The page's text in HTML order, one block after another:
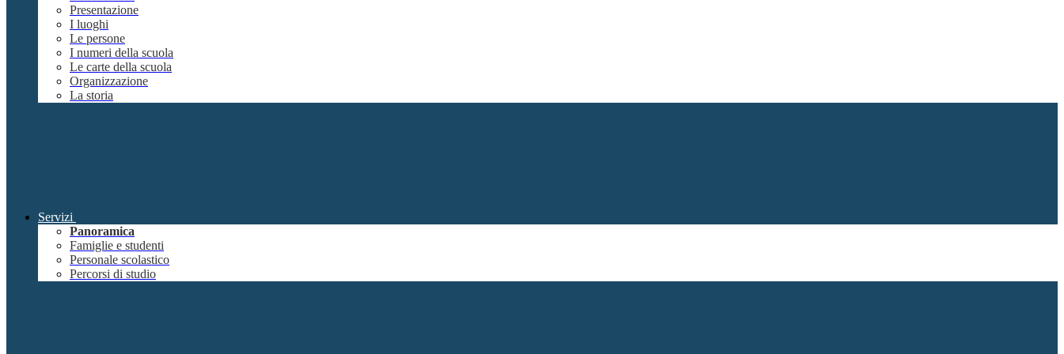
Presentazione
I luoghi
Le persone
I numeri della scuola
Le carte della scuola
Organizzazione
La storia
Servizi
Panoramica
Famiglie e studenti
Personale scolastico
Percorsi di studio